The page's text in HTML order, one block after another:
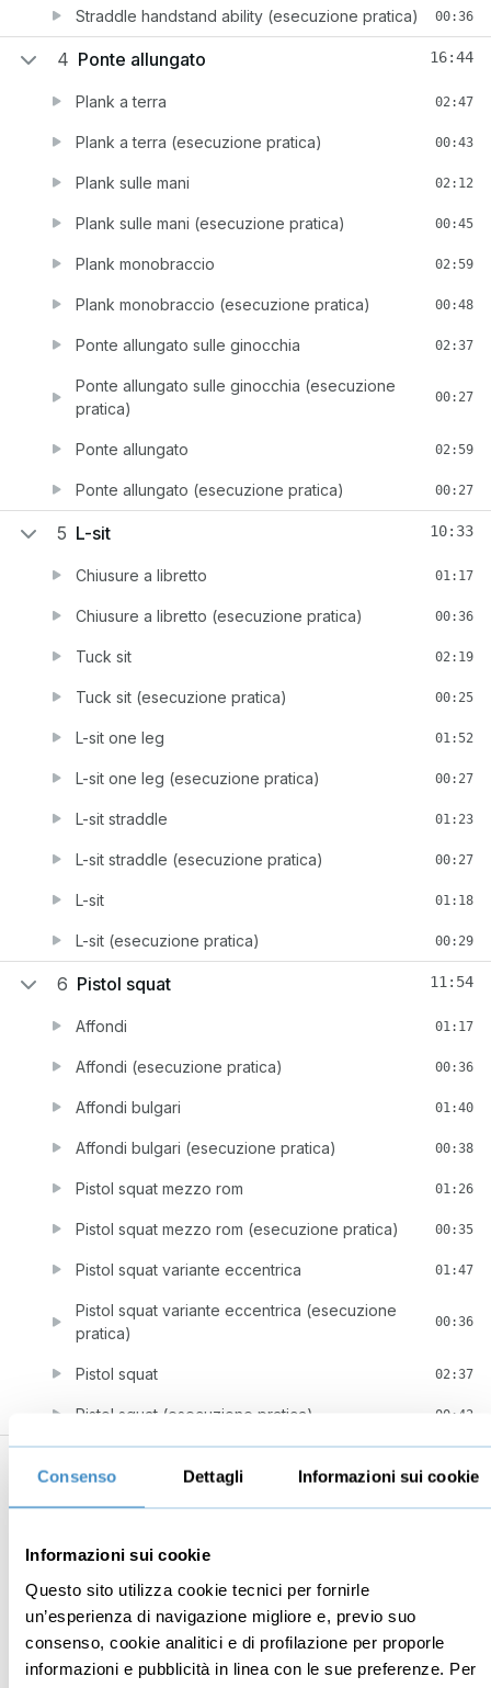
Consenso Dettagli Informazioni sui cookie
Informazioni sui cookie
Questo sito utilizza cookie tecnici per fornirle
un’esperienza di navigazione migliore e, previo suo
consenso, cookie analitici e di profilazione per proporle
informazioni e pubblicità in linea con le sue preferenze. Per
Straddle handstand ability (esecuzione pratica) 00:36
4 Ponte allungato 16:44
Plank a terra 02:47
Plank a terra (esecuzione pratica) 00:43
Plank sulle mani 02:12
Plank sulle mani (esecuzione pratica) 00:45
Plank monobraccio 02:59
Plank monobraccio (esecuzione pratica) 00:48
Ponte allungato sulle ginocchia 02:37
Ponte allungato sulle ginocchia (esecuzione
pratica)
00:27
Ponte allungato 02:59
Ponte allungato (esecuzione pratica) 00:27
5 L-sit 10:33
Chiusure a libretto 01:17
Chiusure a libretto (esecuzione pratica) 00:36
Tuck sit 02:19
Tuck sit (esecuzione pratica) 00:25
L-sit one leg 01:52
L-sit one leg (esecuzione pratica) 00:27
L-sit straddle 01:23
L-sit straddle (esecuzione pratica) 00:27
L-sit 01:18
L-sit (esecuzione pratica) 00:29
6 Pistol squat 11:54
Affondi 01:17
Affondi (esecuzione pratica) 00:36
Affondi bulgari 01:40
Affondi bulgari (esecuzione pratica) 00:38
Pistol squat mezzo rom 01:26
Pistol squat mezzo rom (esecuzione pratica) 00:35
Pistol squat variante eccentrica 01:47
Pistol squat variante eccentrica (esecuzione
pratica)
00:36
Pistol squat 02:37
Pistol squat (esecuzione pratica) 00:42
Tripod
Tripod (esecuzione pratica)
Stacchi da frogstand 01:37